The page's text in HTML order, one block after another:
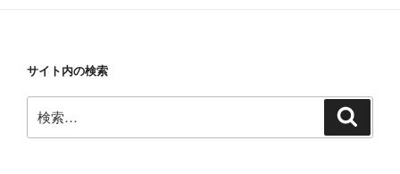
サイト内の検索
索: